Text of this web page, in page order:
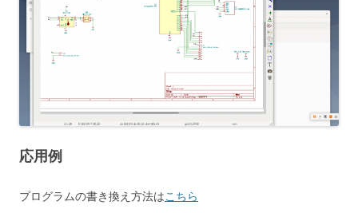
応用例
プログラムの書き換え方法はこちら